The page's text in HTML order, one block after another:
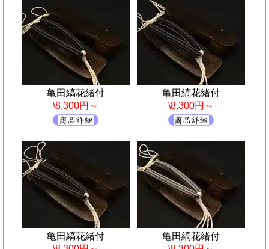
亀田縞花緒付
\8,300円～
亀田縞花緒付
\8,300円～
亀田縞花緒付
亀田縞花緒付